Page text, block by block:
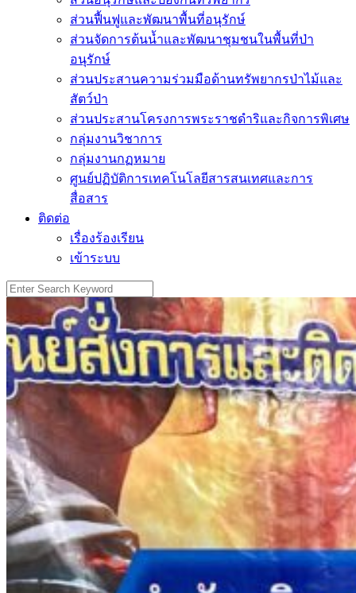
ส่วนฟื้นฟูและพัฒนาพื้นที่อนุรักษ์
ส่วนจัดการต้นน้ำและพัฒนาชุมชนในพื้นที่ป่า
อนุรักษ์
ส่วนประสานความร่วมมือด้านทรัพยากรป่าไม้และ
สัตว์ป่า
ส่วนประสานโครงการพระราชดำริและกิจการพิเศษ
กลุ่มงานวิชาการ
กลุ่มงานกฏหมาย
ศูนย์ปฏิบัติการเทคโนโลยีสารสนเทศและการ
สื่อสาร
ติดต่อ
เรื่องร้องเรียน
เข้าระบบ
Search
for: